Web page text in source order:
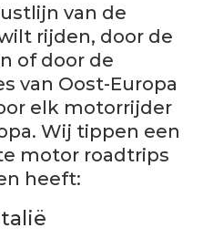
van de
rijden, door de
of door de
van Oost-Europa
elk motorrijder
Wij tippen een
motor roadtrips
heeft: